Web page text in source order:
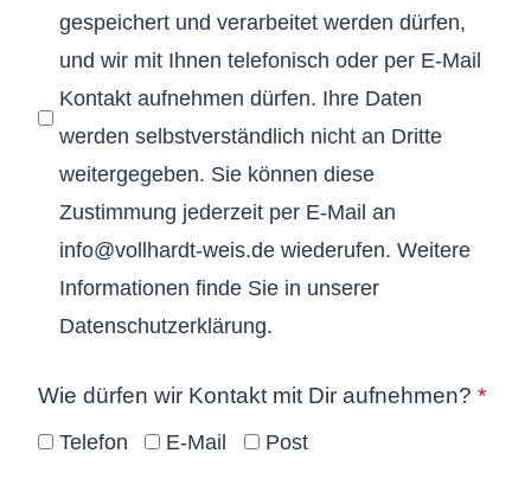
gespeichert und verarbeitet werden dürfen,
und wir mit Ihnen telefonisch oder per E-Mail
Kontakt aufnehmen dürfen. Ihre Daten
werden selbstverständlich nicht an Dritte
weitergegeben. Sie können diese
Zustimmung jederzeit per E-Mail an
info@vollhardt-weis.de wiederufen. Weitere
Informationen finde Sie in unserer
Datenschutzerklärung.
Wie dürfen wir Kontakt mit Dir aufnehmen? *
Telefon E-Mail Post